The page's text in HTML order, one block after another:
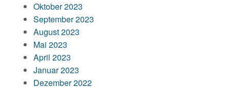
Oktober 2023
September 2023
August 2023
Mai 2023
April 2023
Januar 2023
Dezember 2022